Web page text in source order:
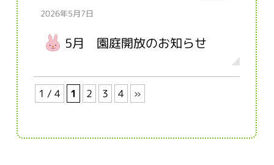
2026年5月7日
5月 園庭開放のお知らせ
1 / 4 1 2 3 4 »